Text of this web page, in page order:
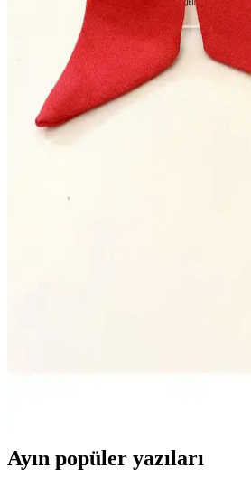
LefLef Nuri Leflef deri ayakkabı likit
kullanımı kolaydır. Parlaklık sağlar, uzun
bakımını destekler, ayakkabılarınızı ilk
Derby Deri Eşyalar İçin Rötüş
Uygulama İpuçları
Derby rötüş boyası, deri yüzeylerdeki
estetiği korumak için kullanılır, uygulama
Sarı Yağmurluk ve Çanta
Kırmızı toka, çanta ve aksesuarlarında
Ayın popüler yazıları